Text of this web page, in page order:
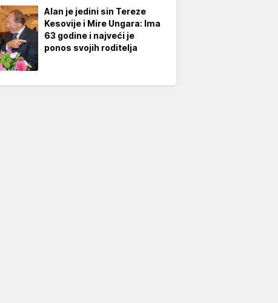
Alan je jedini sin Tereze
Kesovije i Mire Ungara: Ima
63 godine i najveći je
ponos svojih roditelja